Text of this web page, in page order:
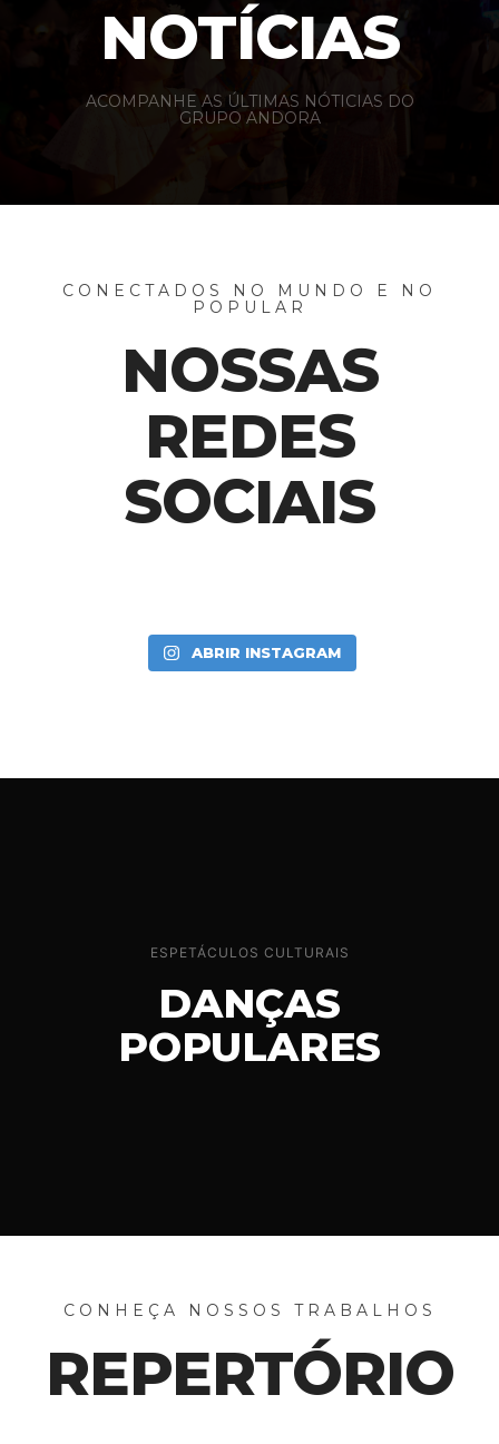
NOTÍCIAS
ACOMPANHE AS ÚLTIMAS NÓTICIAS DO
GRUPO ANDORA
CONECTADOS NO MUNDO E NO
POPULAR
NOSSAS
REDES
SOCIAIS
ABRIR INSTAGRAM
ESPETÁCULOS CULTURAIS
DANÇAS
POPULARES
CONHEÇA NOSSOS TRABALHOS
REPERTÓRIO